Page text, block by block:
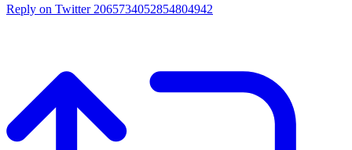
Reply on Twitter 2065734052854804942